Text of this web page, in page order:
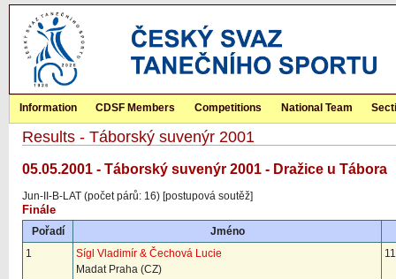
Information CDSF Members Competitions National Team
Results - Táborský suvenýr 2001
05.05.2001 - Táborský suvenýr 2001 - Dražice u Tábora
Jun-II-B-LAT (počet párů: 16) [postupová soutěž]
Finále
Pořadí
Jméno
1
Sígl Vladimír & Čechová Lucie
Madat Praha (CZ)